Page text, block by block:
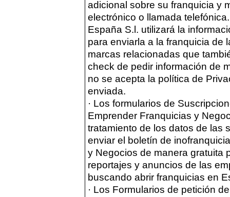
adicional sobre su franquicia y
electrónico o llamada
España S.l. utilizará la
para enviarla a la franquicia de
marcas relacionadas que
check de pedir información de
no se acepta la política de
enviada.
· Los formularios de
Emprender Franquicias y
tratamiento de los datos de las
enviar el boletín de
y Negocios de manera gratuita
reportajes y anuncios de las
buscando abrir franquicias en
· Los Formularios de petición